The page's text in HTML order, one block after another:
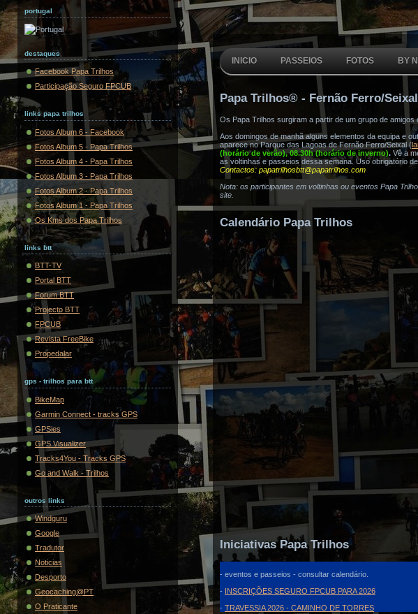
portugal
destaques
Facebook Papa Trilhos
Participação Seguro FPCUB
links papa trilhos
Fotos Album 6 - Facebook
Fotos Album 5 - Papa Trilhos
Fotos Album 4 - Papa Trilhos
Fotos Album 3 - Papa Trilhos
Fotos Album 2 - Papa Trilhos
Fotos Album 1 - Papa Trilhos
Os Kms dos Papa Trilhos
links btt
BTT-TV
Portal BTT
Forum BTT
Projecto BTT
FPCUB
Revista FreeBike
Propedalar
gps - trilhos para btt
BikeMap
Garmin Connect - tracks GPS
GPSies
GPS Visualizer
Tracks4You - Tracks GPS
Go and Walk - Trilhos
outros links
Windguru
Google
Tradutor
Noticias
Desporto
Geocaching@PT
O Praticante
INICIO PASSEIOS FOTOS BY
Papa Trilhos® - Fernão Ferro/Seixal
Os Papa Trilhos surgiram a partir de um grupo de
Aos domingos de manhã alguns elementos da equipa e
aparece no Parque das Lagoas de Fernão Ferro/Seixal (
(horário de verão), 08.30h (horário de inverno). Vê a
as voltinhas e passeios dessa semana. Uso obrigatório
Contactos: papatrilhosbtt@papatrilhos.com
Nota: os participantes em voltinhas ou eventos Papa
site.
Calendário Papa Trilhos
Iniciativas Papa Trilhos
- eventos e passeios - consultar calendário.
- INSCRIÇÕES SEGURO FPCUB PARA 2026
- TRAVESSIA 2026 - CAMINHO DE TORRES